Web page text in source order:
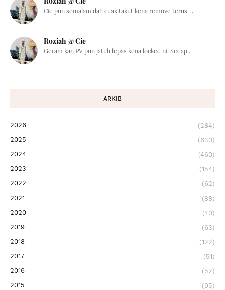
Cie pun semalam dah cuak takut kena remove terus. ...
Roziah @ Cie
Geram kan PV pun jatuh lepas kena locked ni. Sedap...
ARKIB
2026
(284)
2025
(630)
2024
(460)
2023
(154)
2022
(62)
2021
(88)
2020
(40)
2019
(63)
2018
(122)
2017
(51)
2016
(52)
2015
(95)